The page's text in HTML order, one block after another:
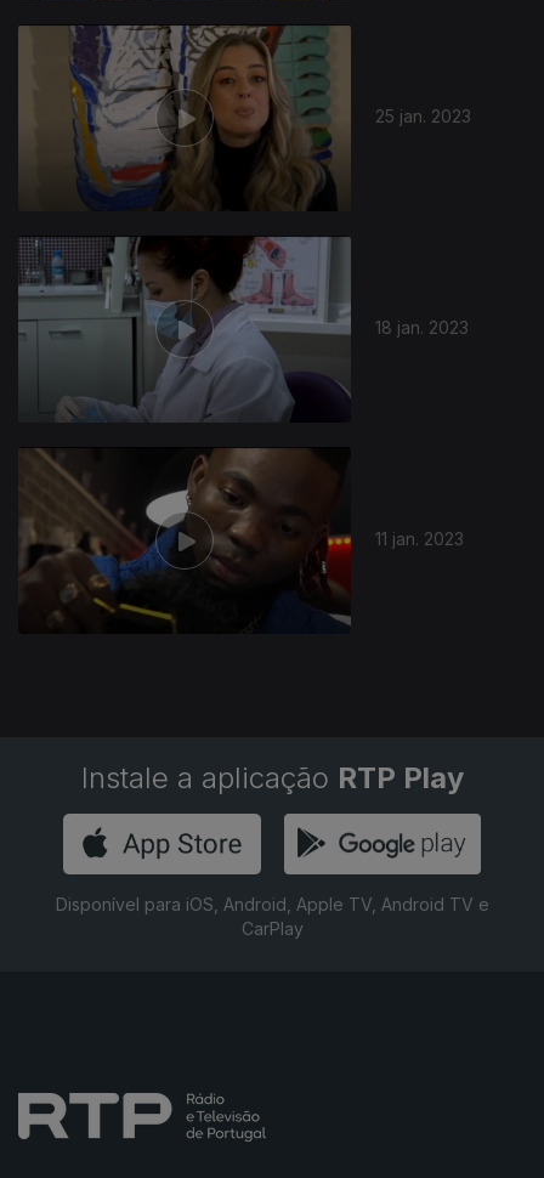
25 jan. 2023
18 jan. 2023
11 jan. 2023
665345
Instale a aplicação RTP Play
Disponível para iOS, Android, Apple TV, Android TV e
CarPlay